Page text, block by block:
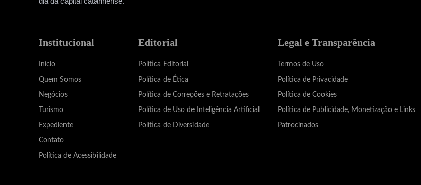
Institucional
Início
Quem Somos
Negócios
Turismo
Expediente
Contato
Política de Acessibilidade
Editorial
Política Editorial
Política de Ética
Política de Correções e Retratações
Política de Uso de Inteligência Artificial
Política de Diversidade
Legal e Transparência
Termos de Uso
Política de Privacidade
Política de Cookies
Política de Publicidade, Monetização e Links
Patrocinados